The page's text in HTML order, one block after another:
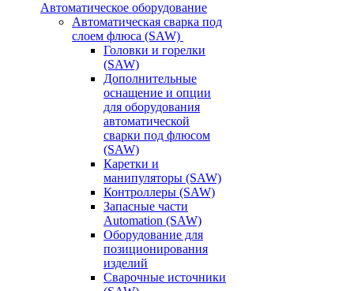
Автоматическое оборудование
Автоматическая сварка под
слоем флюса (SAW)
Головки и горелки
(SAW)
Дополнительные
оснащение и опции
для оборудования
автоматической
сварки под флюсом
(SAW)
Каретки и
манипуляторы (SAW)
Контроллеры (SAW)
Запасные части
Automation (SAW)
Оборудование для
позиционирования
изделий
Сварочные источники